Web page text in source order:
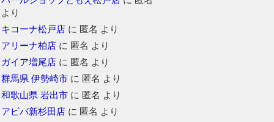
より
キコーナ松戸店 に 匿名 より
アリーナ柏店 に 匿名 より
ガイア増尾店 に 匿名 より
群馬県 伊勢崎市 に 匿名 より
和歌山県 岩出市 に 匿名 より
アビバ新杉田店 に 匿名 より